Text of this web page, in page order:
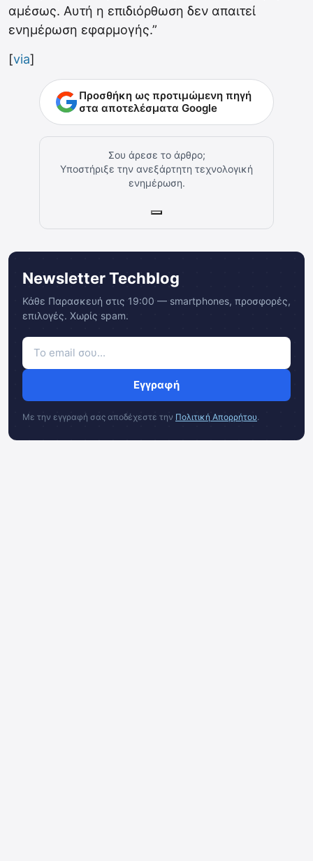
αμέσως. Αυτή η επιδιόρθωση δεν απαιτεί
ενημέρωση εφαρμογής.”
[via]
Προσθήκη ως προτιμώμενη πηγή
στα αποτελέσματα Google
Σου άρεσε το άρθρο;
Υποστήριξε την ανεξάρτητη τεχνολογική
ενημέρωση.
Newsletter Techblog
Κάθε Παρασκευή στις 19:00 — smartphones, προσφορές,
επιλογές. Χωρίς spam.
Εγγραφή
Με την εγγραφή σας αποδέχεστε την Πολιτική Απορρήτου.